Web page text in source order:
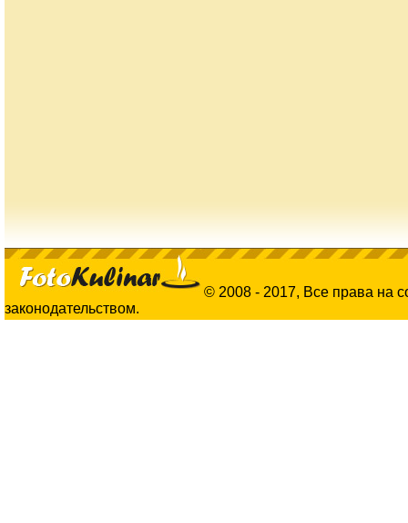
© 2008 - 2017, Все права на
законодательством.